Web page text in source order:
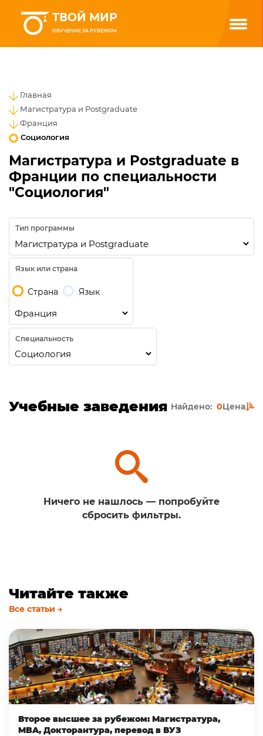
ТВОЙ МИР
ОБУЧЕНИЕ ЗА РУБЕЖОМ
Главная
Магистратура и Postgraduate
Франция
Социология
Магистратура и Postgraduate в
Франции по специальности
"Социология"
Тип программы
Язык или страна
Страна Язык
Специальность
Учебные заведения Найдено: 0Цена
Ничего не нашлось — попробуйте
сбросить фильтры.
Читайте также
Все статьи →
Второе высшее за рубежом: Магистратура,
MBA, Докторантура, перевод в ВУЗ